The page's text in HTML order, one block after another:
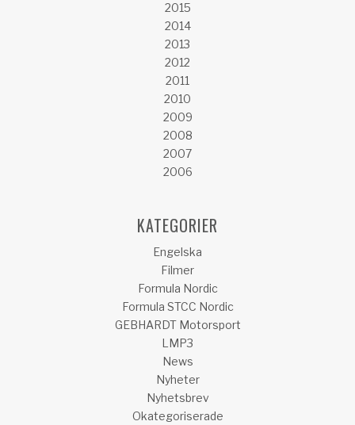
2015
2014
2013
2012
2011
2010
2009
2008
2007
2006
KATEGORIER
Engelska
Filmer
Formula Nordic
Formula STCC Nordic
GEBHARDT Motorsport
LMP3
News
Nyheter
Nyhetsbrev
Okategoriserade